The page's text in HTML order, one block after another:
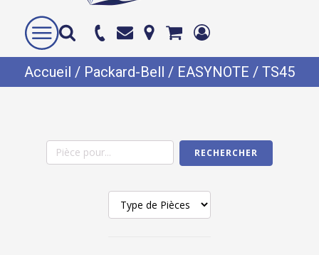
Accueil / Packard-Bell / EASYNOTE / TS45
RECHERCHER